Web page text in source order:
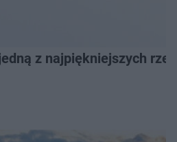
z najpiękniejszych